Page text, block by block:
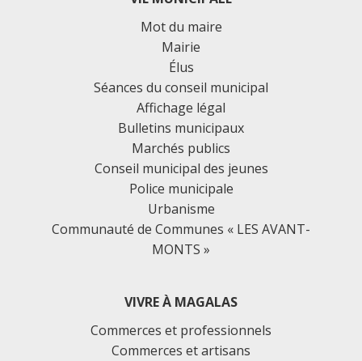
Mot du maire
Mairie
Élus
Séances du conseil municipal
Affichage légal
Bulletins municipaux
Marchés publics
Conseil municipal des jeunes
Police municipale
Urbanisme
Communauté de Communes « LES AVANT-
MONTS »
VIVRE À MAGALAS
Commerces et professionnels
Commerces et artisans